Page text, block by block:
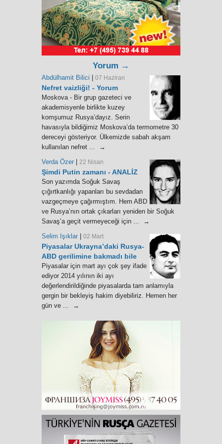
Yorum →
Abdülhamit Bilici 07 Haziran
Nefret vaizliği! - Yorum
Moskova - Bir grup gazeteci ve
akademisyenle birlikte kuzey
komşumuz Rusya’dayız. Serin
havasıyla bildiğimiz Moskova’da termometre 30
dereceyi gösteriyor. Ülkemizde sabah akşam
kullanılan nefret ... →
Verda Özer
22 Nisan
Şimdi Putin zamanı - ANALİZ
Son yazımda Soğuk Savaş
çığırtkanlığı yapanları bu sevdadan
vazgeçmeye çağırmıştım. Hem ABD
ve Rusya’nın ortak çıkarları yeniden bir Soğuk
Savaş’a geçit vermeyeceği için ... →
Selim Işıklar
02 Mart
Piyasalar Ukrayna’daki Rusya-
ABD gerilimine bakmadı bile
Piyasalar için mart ayı çok şey ifade
ediyor 2014 yılının iki ayı
değerlendirildiğinde piyasalarda tam anlamıyla
gergin bir bekleyiş hakim diyebiliriz. Hemen her
gün ve ... →